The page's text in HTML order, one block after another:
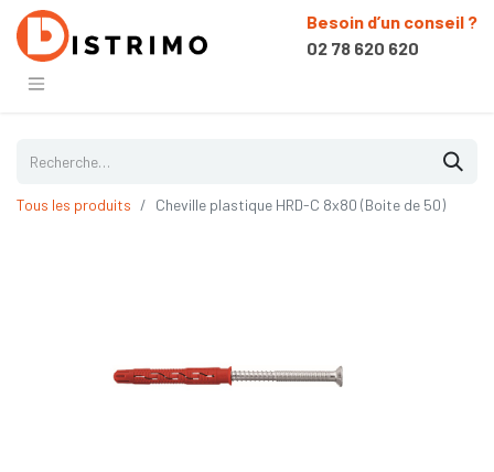
Besoin d’un conseil ?
02 78 620 620
Tous les produits Cheville plastique HRD-C 8x80 (Boite de 50)